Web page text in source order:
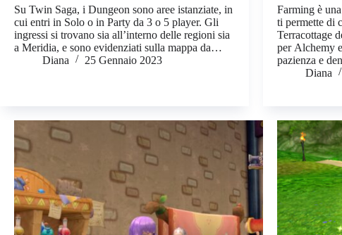
Su Twin Saga, i Dungeon sono aree istanziate, in
cui entri in Solo o in Party da 3 o 5 player. Gli
ingressi si trovano sia all’interno delle regioni sia
a Meridia, e sono evidenziati sulla mappa da…
Diana
25 Gennaio 2023
Farming è
ti permette di
Terracottage
per Alchemy
pazienza e
Diana